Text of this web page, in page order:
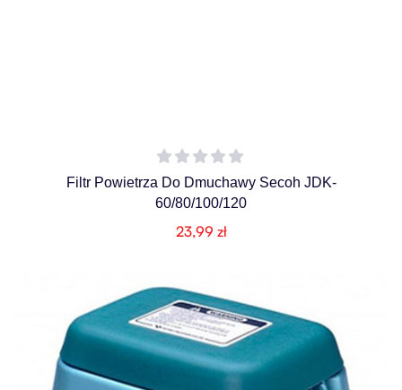
Filtr Powietrza Do Dmuchawy Secoh JDK-
60/80/100/120
23,99 zł